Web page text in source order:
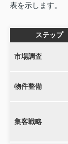
表を示します。
ステップ
市場調査
物件整備
集客戦略